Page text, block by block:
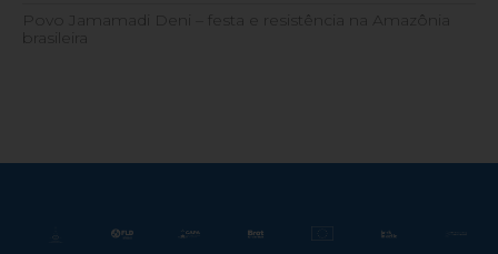
Povo Jamamadi Deni – festa e resistência na Amazônia
brasileira